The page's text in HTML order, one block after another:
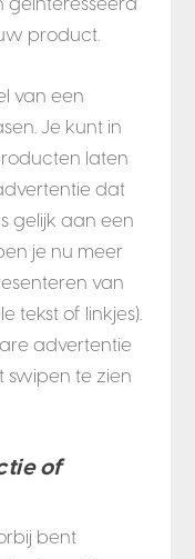
product.
van een
Je kunt in
laten
dat
gelijk aan een
je nu meer
van
tekst of linkjes).
advertentie
swipen te zien
of
bent